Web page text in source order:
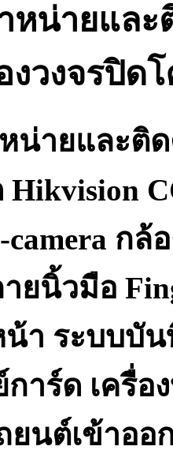
หน่ายและ
วงจรปิด
น่ายและติ
Hikvision
กล้
ยนิ้วมือ
า ระบบบัน
การ์ด เครื่
นต์เข้าออ